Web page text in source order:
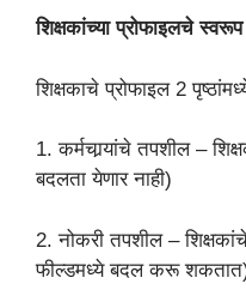
शिक्षकांच्या प्रोफाइलचे
शिक्षकाचे प्रोफाइल 2
1. कर्मचार्‍यांचे तपशील –
बदलता येणार नाही)
2. नोकरी तपशील –
फील्डमध्ये बदल करू